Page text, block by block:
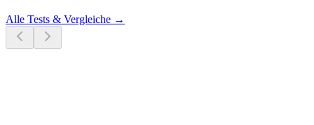
Alle Tests & Vergleiche →